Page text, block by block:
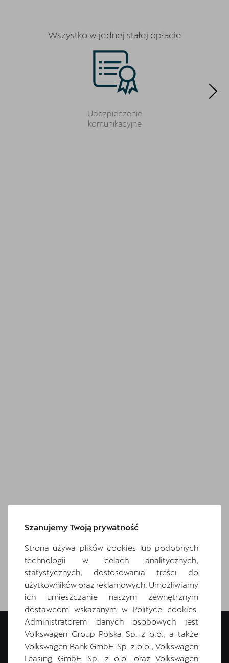
Szanujemy Twoją prywatność
Strona używa plików cookies lub podobnych
technologii w celach analitycznych,
statystycznych, dostosowania treści do
użytkowników oraz reklamowych. Umożliwiamy
ich umieszczanie naszym zewnętrznym
dostawcom wskazanym w Polityce cookies.
Administratorem danych osobowych jest
Volkswagen Group Polska Sp. z o.o., a także
Volkswagen Bank GmbH Sp. z o.o., Volkswagen
Leasing GmbH Sp. z o.o. oraz Volkswagen